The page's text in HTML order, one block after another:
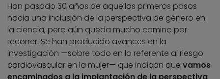
Han pasado 30 años de aquellos primeros pasos
hacia una inclusión de la perspectiva de género en
la ciencia, pero aún queda mucho camino por
recorrer. Se han producido avances en la
investigación —sobre todo en lo referente al riesgo
cardiovascular en la mujer— que indican que vamos